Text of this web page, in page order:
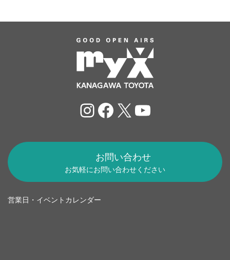
Instagram
Facebook
X YouTube
お問い合わせ
お気軽にお問い合わせください
営業日・イベントカレンダー